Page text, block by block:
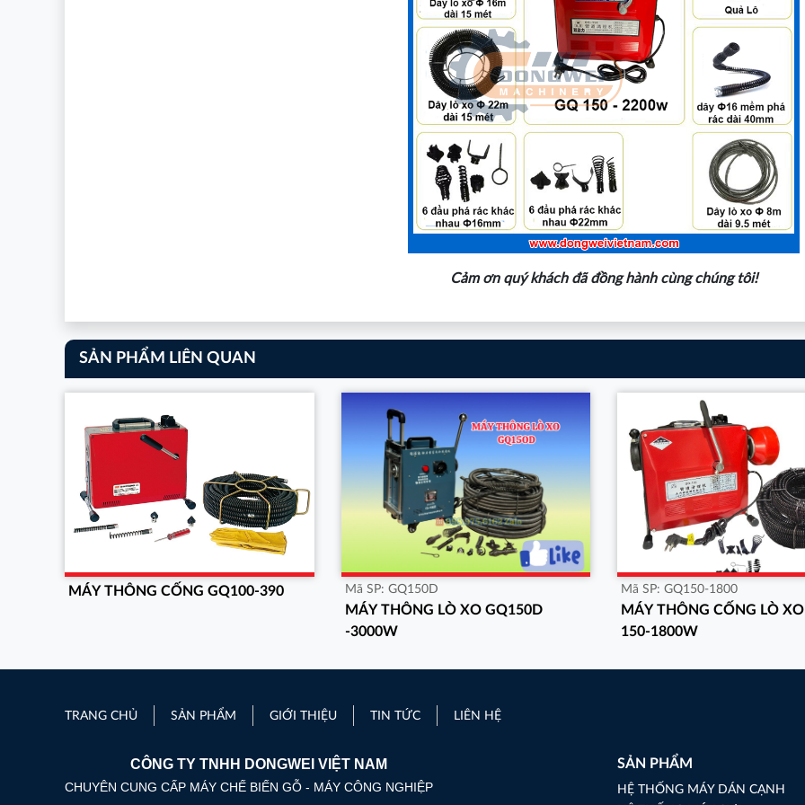
Cảm ơn quý khách đã đồng hành cùng chúng tôi!
SẢN PHẨM LIÊN QUAN
MÁY THÔNG CỐNG GQ100-390 Mã SP: GQ150D
MÁY THÔNG LÒ XO GQ150D
-3000W
Mã SP: GQ150-1800
MÁY THÔNG CỐNG LÒ
150-1800W
TRANG CHỦ SẢN PHẨM GIỚI THIỆU TIN TỨC LIÊN HỆ
CÔNG TY TNHH DONGWEI VIỆT NAM
CHUYÊN CUNG CẤP MÁY CHẾ BIẾN GỖ - MÁY CÔNG NGHIỆP
SẢN PHẨM
HỆ THỐNG MÁY DÁN CẠNH